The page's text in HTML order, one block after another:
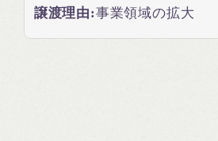
譲渡理由:事業領域の拡大